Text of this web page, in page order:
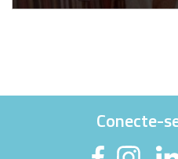
Conecte-